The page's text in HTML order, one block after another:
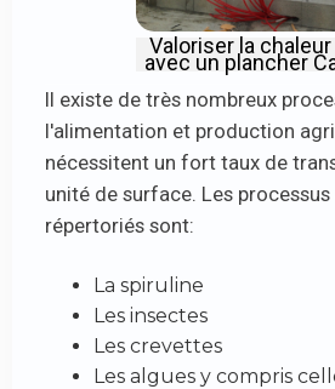
Valoriser la
avec un plancher
Il existe de très nombreux
l'alimentation et production
nécessitent un fort taux de
unité de surface. Les
répertoriés sont:
La spiruline
Les insectes
Les crevettes
Les algues y compris